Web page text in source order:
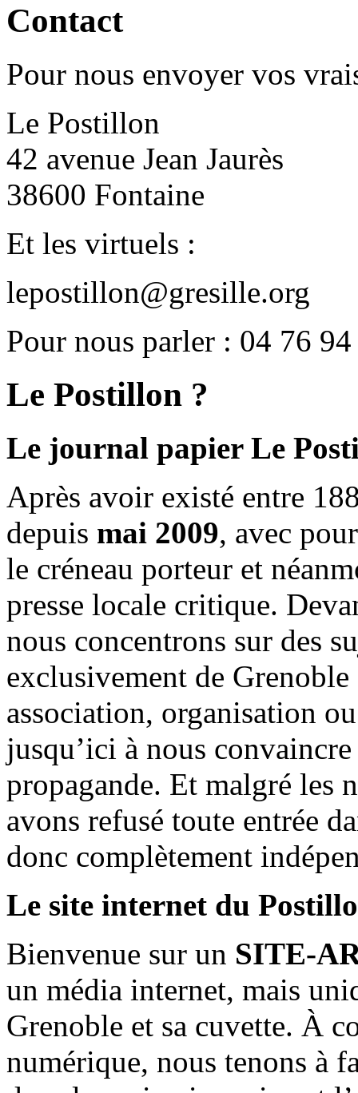
Contact
Pour nous envoyer vos
Le Postillon
42 avenue Jean Jaurès
38600 Fontaine
Et les virtuels :
lepostillon@gresille.org
Pour nous parler : 04 76
Le Postillon ?
Le journal papier Le
Après avoir existé entre
depuis mai 2009, avec
le créneau porteur et
presse locale critique.
nous concentrons sur des
exclusivement de
association, organisation
jusqu’ici à nous
propagande. Et malgré les
avons refusé toute entrée
donc complètement
Le site internet du
Bienvenue sur un SITE-
un média internet, mais
Grenoble et sa cuvette. À
numérique, nous tenons à